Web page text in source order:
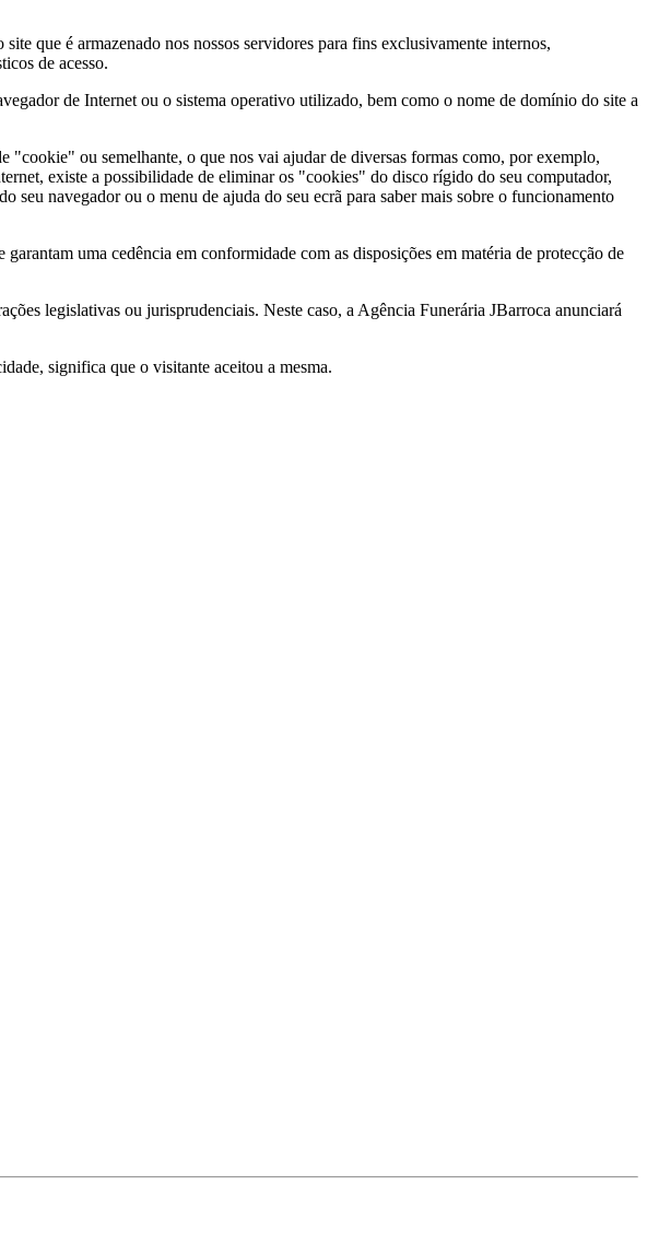
que é armazenado nos nossos servidores para fins exclusivamente internos,
de acesso.
de Internet ou o sistema operativo utilizado, bem como o nome de domínio do site a
"cookie" ou semelhante, o que nos vai ajudar de diversas formas como, por exemplo,
existe a possibilidade de eliminar os "cookies" do disco rígido do seu computador,
navegador ou o menu de ajuda do seu ecrã para saber mais sobre o funcionamento
uma cedência em conformidade com as disposições em matéria de protecção de
legislativas ou jurisprudenciais. Neste caso, a Agência Funerária JBarroca anunciará
significa que o visitante aceitou a mesma.